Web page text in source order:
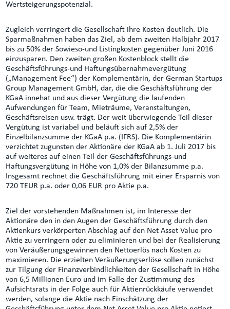
Wertsteigerungspotenzial.
Zugleich verringert die Gesellschaft ihre Kosten deutlich. Die
Sparmaßnahmen haben das Ziel, ab dem zweiten Halbjahr 2017
bis zu 50% der Sowieso-und Listingkosten gegenüber Juni 2016
einzusparen. Den zweiten großen Kostenblock stellt die
Geschäftsführungs-und Haftungsübernahmevergütung
(„Management Fee“) der Komplementärin, der German Startups
Group Management GmbH, dar, die die Geschäftsführung der
KGaA innehat und aus dieser Vergütung die laufenden
Aufwendungen für Team, Mieträume, Veranstaltungen,
Geschäftsreisen usw. trägt. Der weit überwiegende Teil dieser
Vergütung ist variabel und beläuft sich auf 2,5% der
Einzelbilanzsumme der KGaA p.a. (IFRS). Die Komplementärin
verzichtet zugunsten der Aktionäre der KGaA ab 1. Juli 2017 bis
auf weiteres auf einen Teil der Geschäftsführungs-und
Haftungsvergütung in Höhe von 1,0% der Bilanzsumme p.a.
Insgesamt rechnet die Geschäftsführung mit einer Ersparnis von
720 TEUR p.a. oder 0,06 EUR pro Aktie p.a.
Ziel der vorstehenden Maßnahmen ist, im Interesse der
Aktionäre den in den Augen der Geschäftsführung durch den
Aktienkurs verkörperten Abschlag auf den Net Asset Value pro
Aktie zu verringern oder zu eliminieren und bei der Realisierung
von Veräußerungsgewinnen den Nettoerlös nach Kosten zu
maximieren. Die erzielten Veräußerungserlöse sollen zunächst
zur Tilgung der Finanzverbindlichkeiten der Gesellschaft in Höhe
von 6,5 Millionen Euro und im Falle der Zustimmung des
Aufsichtsrats in der Folge auch für Aktienrückkäufe verwendet
werden, solange die Aktie nach Einschätzung der